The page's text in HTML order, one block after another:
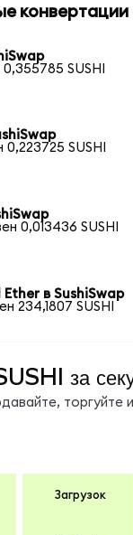
конвертации
0,355785 SUSHI
0,223725 SUSHI
0,013436 SUSHI
в SushiSwap
234,1807 SUSHI
за
Загрузок